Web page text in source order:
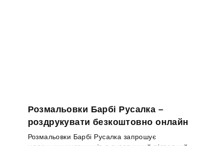
Розмальовки Барбі Русалка –
роздрукувати безкоштовно онлайн
Розмальовки Барбі Русалка запрошує